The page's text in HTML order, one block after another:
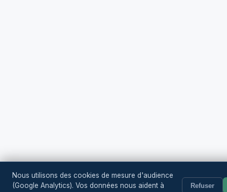
Nous utilisons des cookies de mesure d'audience
(Google Analytics). Vos données nous aident à
Refuser